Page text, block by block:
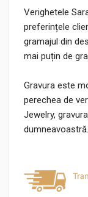
Verighetele
preferințele
gramajul din
mai puțin de
Gravura este
perechea de
Jewelry,
dumneavoastră.